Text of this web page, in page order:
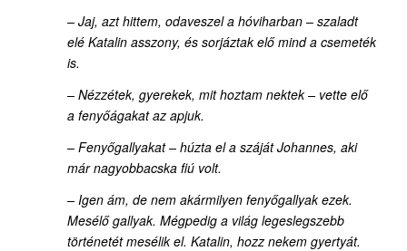
– Jaj, azt hittem, odaveszel a hóviharban – szaladt
elé Katalin asszony, és sorjáztak elő mind a csemeték
is.
– Nézzétek, gyerekek, mit hoztam nektek – vette elő
a fenyőágakat az apjuk.
– Fenyőgallyakat – húzta el a száját Johannes, aki
már nagyobbacska fiú volt.
– Igen ám, de nem akármilyen fenyőgallyak ezek.
Mesélő gallyak. Mégpedig a világ legeslegszebb
történetét mesélik el. Katalin, hozz nekem gyertyát.